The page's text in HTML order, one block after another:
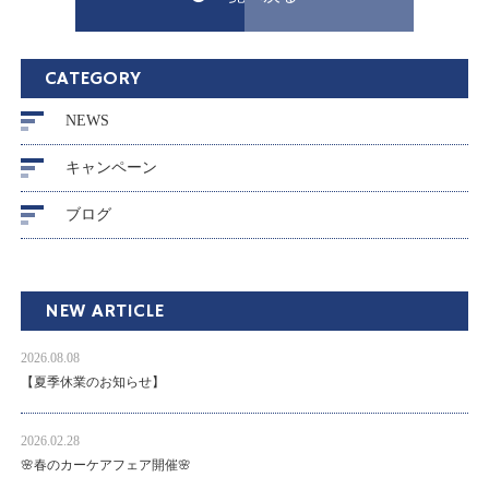
CATEGORY
NEWS
キャンペーン
ブログ
NEW ARTICLE
2026.08.08
【夏季休業のお知らせ】
2026.02.28
🌸春のカーケアフェア開催🌸